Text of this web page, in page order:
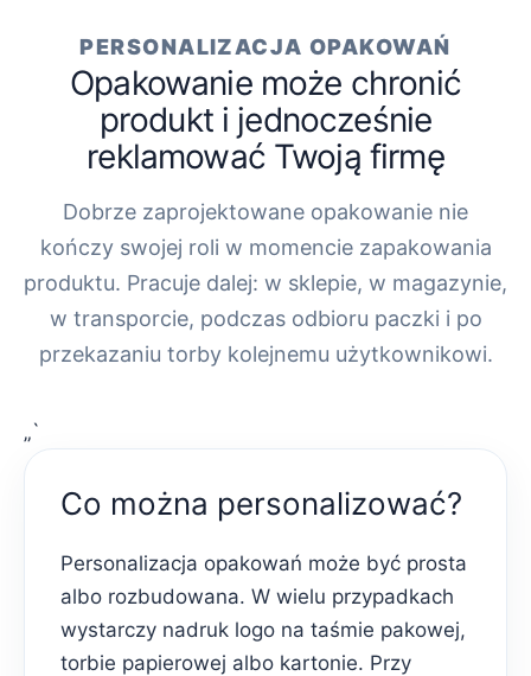
PERSONALIZACJA OPAKOWAŃ
Opakowanie może chronić
produkt i jednocześnie
reklamować Twoją firmę
Dobrze zaprojektowane opakowanie nie
kończy swojej roli w momencie zapakowania
produktu. Pracuje dalej: w sklepie, w magazynie,
w transporcie, podczas odbioru paczki i po
przekazaniu torby kolejnemu użytkownikowi.
„`
Co można personalizować?
Personalizacja opakowań może być prosta
albo rozbudowana. W wielu przypadkach
wystarczy nadruk logo na taśmie pakowej,
torbie papierowej albo kartonie. Przy